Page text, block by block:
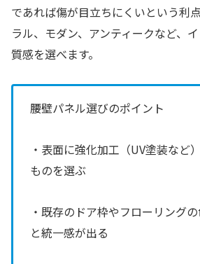
であれば傷が目立ちにくいという利
ラル、モダン、アンティークなど、
質感を選べます。
腰壁パネル選びのポイント
・表面に強化加工（UV塗装など
ものを選ぶ
・既存のドア枠やフローリング
と統一感が出る